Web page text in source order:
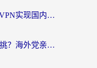
海外党必看：如何选好用VPN实现国内资源无缝访问？从越南到全球都适用
从法国回国内的VPN怎么挑？海外党亲测：稳定、多端、安全才是关键